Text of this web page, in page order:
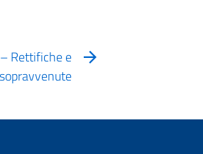
Rettifiche e